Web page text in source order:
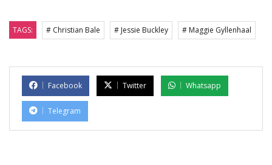
TAGS: # Christian Bale # Jessie Buckley # Maggie Gyllenhaal
Facebook Twitter Whatsapp
Telegram